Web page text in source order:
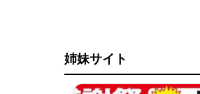
姉妹サイト